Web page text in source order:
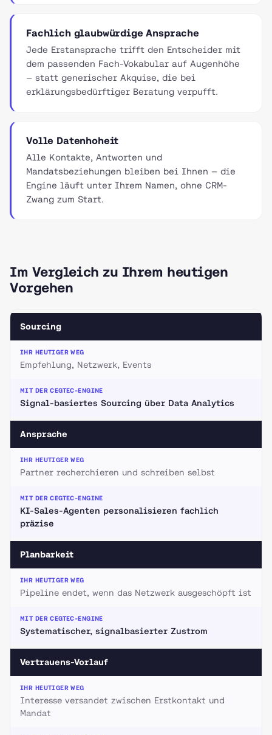
Fachlich glaubwürdige Ansprache
Jede Erstansprache trifft den Entscheider mit
dem passenden Fach-Vokabular auf Augenhöhe
— statt generischer Akquise, die bei
erklärungsbedürftiger Beratung verpufft.
Volle Datenhoheit
Alle Kontakte, Antworten und
Mandatsbeziehungen bleiben bei Ihnen — die
Engine läuft unter Ihrem Namen, ohne CRM-
Zwang zum Start.
Im Vergleich zu Ihrem heutigen
Vorgehen
Sourcing
Empfehlung, Netzwerk, Events
Signal-basiertes Sourcing über Data Analytics
Ansprache
Partner recherchieren und schreiben selbst
KI-Sales-Agenten personalisieren fachlich
präzise
Planbarkeit
Pipeline endet, wenn das Netzwerk ausgeschöpft ist
Systematischer, signalbasierter Zustrom
Vertrauens-Vorlauf
Interesse versandet zwischen Erstkontakt und
Mandat